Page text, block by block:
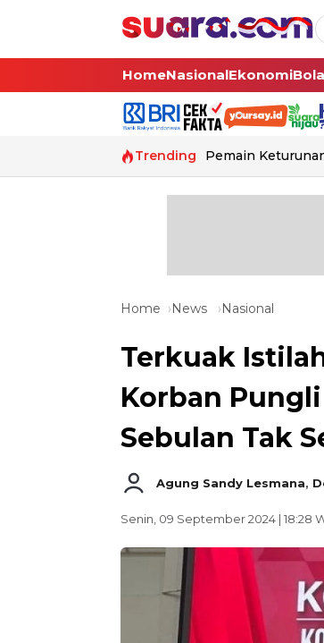
HomeNasionalEkonomiBola
Trending Pemain
Home News Nasional
Terkuak
Korban
Sebulan Tak
Agung Sandy Lesmana,
Senin, 09 September 2024 | 18:28